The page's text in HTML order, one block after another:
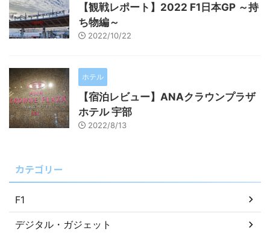
【観戦レポート】2022 F1日本GP ～持
ち物編～
2022/10/22
ホテル
【宿泊レビュー】ANAクラウンプラザ
ホテル 宇部
2022/8/13
カテゴリー
F1
デジタル・ガジェット